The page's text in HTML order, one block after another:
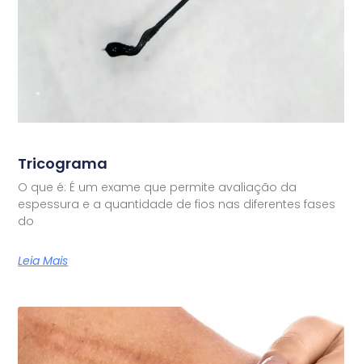
Tricograma
O que é: É um exame que permite avaliação da
espessura e a quantidade de fios nas diferentes fases
do
Leia Mais